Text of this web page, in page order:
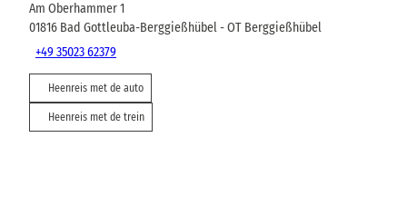
Am Oberhammer 1
01816 Bad Gottleuba-Berggießhübel- OT Berggießhübel
+49 35023 62379
Heenreis met de auto
Heenreis met de trein